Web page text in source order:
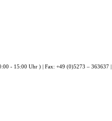
- 15:00 Uhr ) | Fax: +49 (0)5273 – 363637